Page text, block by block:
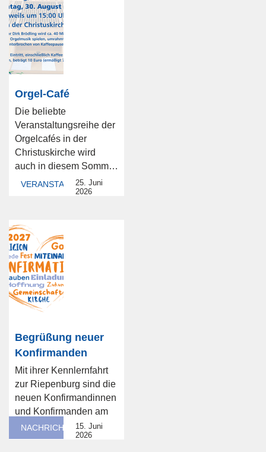
Orgel-Café
Die beliebte
Veranstaltungsreihe der
Orgelcafés in der
Christuskirche wird
auch in diesem Sommer
...VERANSTALTUNG
25. Juni
2026
Begrüßung neuer
Konfirmanden
Mit ihrer Kennlernfahrt
zur Riepenburg sind die
neuen Konfirmandinnen
und Konfirmanden am
vergangenen ...
NACHRICHT
15. Juni
2026